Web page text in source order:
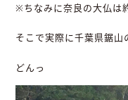
※ちなみに奈良の大仏は
そこで実際に千葉県鋸
どんっ